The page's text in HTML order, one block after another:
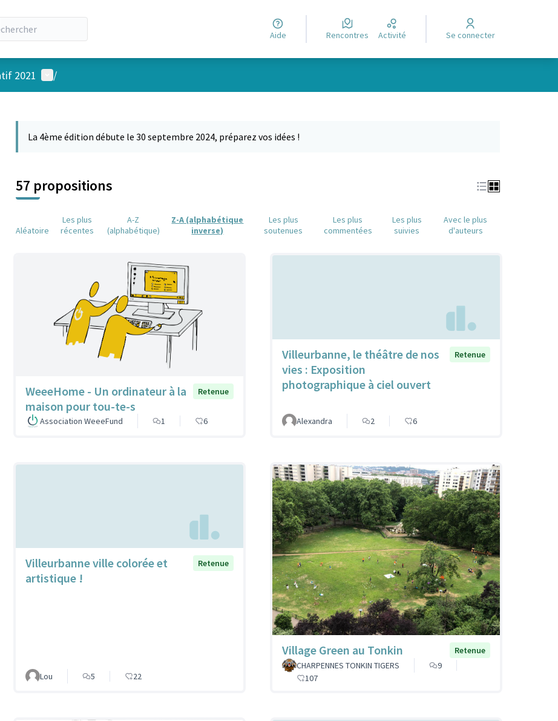
Aide Rencontres Activité Se connecter
2021 Menu utilisateur
/
La 4ème édition débute le 30 septembre 2024, préparez vos idées !
57 propositions
Aléatoire
Les plus
récentes
A-Z
(alphabétique)
Z-A (alphabétique
inverse)
Les plus
soutenues
Les plus
commentées
Les plus
suivies
Avec le plus
d'auteurs
WeeeHome - Un ordinateur à la
maison pour tou-te-s
Retenue
Association WeeeFund 1 6
Villeurbanne, le théâtre de nos
vies : Exposition
photographique à ciel ouvert
Retenue
Alexandra 2 6
Villeurbanne ville colorée et
artistique !
Retenue
Lou 5 22
Village Green au Tonkin
Retenue
CHARPENNES TONKIN TIGERS
9
107